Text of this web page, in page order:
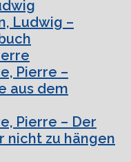
Ludwig –
Pierre –
aus dem
Pierre – Der
nicht zu hängen